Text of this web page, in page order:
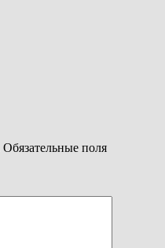
Обязательные поля